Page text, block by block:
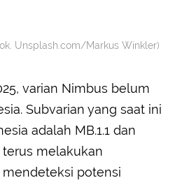
Unsplash.com/Markus Winkler)
varian Nimbus belum
Subvarian yang saat ini
adalah MB.1.1 dan
terus melakukan
potensi